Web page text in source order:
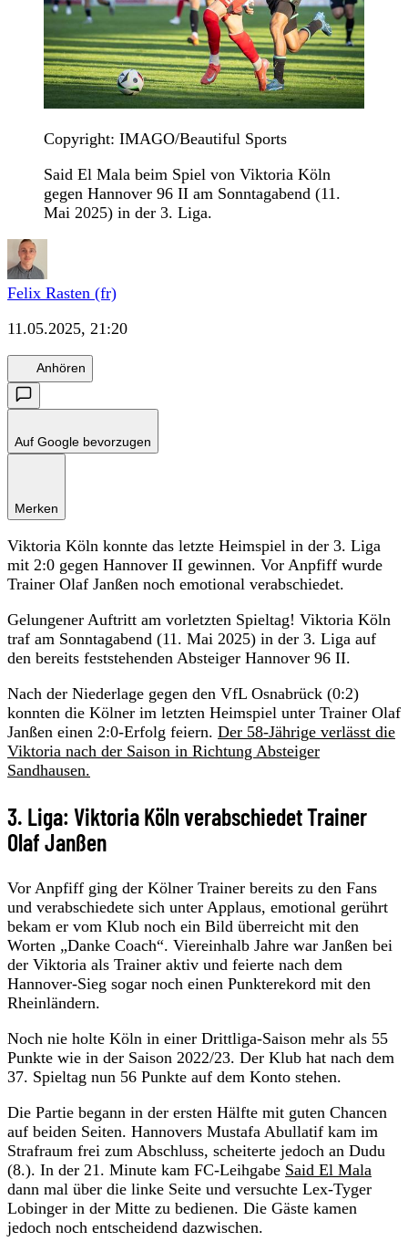
Copyright: IMAGO/Beautiful Sports
Said El Mala beim Spiel von Viktoria Köln
gegen Hannover 96 II am Sonntagabend (11.
Mai 2025) in der 3. Liga.
Felix Rasten (fr)
11.05.2025, 21:20
Anhören
Auf Google bevorzugen
Merken
Viktoria Köln konnte das letzte Heimspiel in der 3. Liga
mit 2:0 gegen Hannover II gewinnen. Vor Anpfiff wurde
Trainer Olaf Janßen noch emotional verabschiedet.
Gelungener Auftritt am vorletzten Spieltag! Viktoria Köln
traf am Sonntagabend (11. Mai 2025) in der 3. Liga auf
den bereits feststehenden Absteiger Hannover 96 II.
Nach der Niederlage gegen den VfL Osnabrück (0:2)
konnten die Kölner im letzten Heimspiel unter Trainer Olaf
Janßen einen 2:0-Erfolg feiern. Der 58-Jährige verlässt die
Viktoria nach der Saison in Richtung Absteiger
Sandhausen.
3. Liga: Viktoria Köln verabschiedet Trainer
Olaf Janßen
Vor Anpfiff ging der Kölner Trainer bereits zu den Fans
und verabschiedete sich unter Applaus, emotional gerührt
bekam er vom Klub noch ein Bild überreicht mit den
Worten „Danke Coach“. Viereinhalb Jahre war Janßen bei
der Viktoria als Trainer aktiv und feierte nach dem
Hannover-Sieg sogar noch einen Punkterekord mit den
Rheinländern.
Noch nie holte Köln in einer Drittliga-Saison mehr als 55
Punkte wie in der Saison 2022/23. Der Klub hat nach dem
37. Spieltag nun 56 Punkte auf dem Konto stehen.
Die Partie begann in der ersten Hälfte mit guten Chancen
auf beiden Seiten. Hannovers Mustafa Abullatif kam im
Strafraum frei zum Abschluss, scheiterte jedoch an Dudu
(8.). In der 21. Minute kam FC-Leihgabe Said El Mala
dann mal über die linke Seite und versuchte Lex-Tyger
Lobinger in der Mitte zu bedienen. Die Gäste kamen
jedoch noch entscheidend dazwischen.